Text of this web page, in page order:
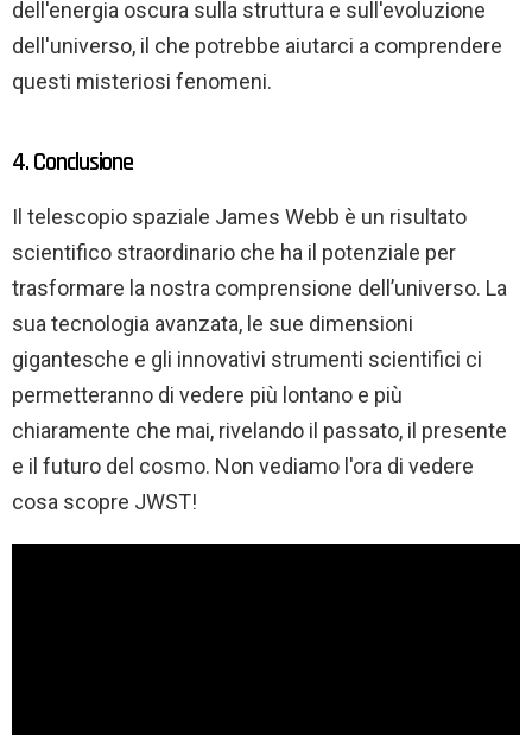
dell'energia oscura sulla struttura e sull'evoluzione
dell'universo, il che potrebbe aiutarci a comprendere
questi misteriosi fenomeni.
4. Conclusione
Il telescopio spaziale James Webb è un risultato
scientifico straordinario che ha il potenziale per
trasformare la nostra comprensione dell’universo. La
sua tecnologia avanzata, le sue dimensioni
gigantesche e gli innovativi strumenti scientifici ci
permetteranno di vedere più lontano e più
chiaramente che mai, rivelando il passato, il presente
e il futuro del cosmo. Non vediamo l'ora di vedere
cosa scopre JWST!